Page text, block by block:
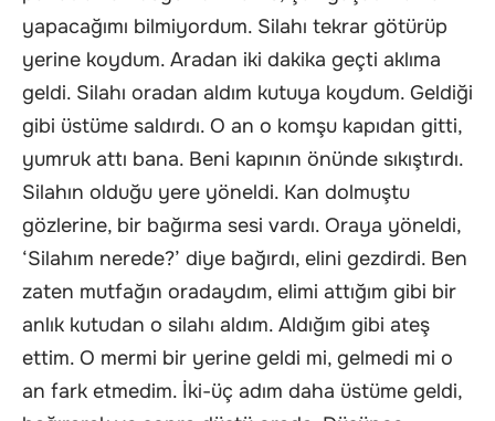
yapacağımı bilmiyordum. Silahı tekrar götürüp
yerine koydum. Aradan iki dakika geçti aklıma
geldi. Silahı oradan aldım kutuya koydum. Geldiği
gibi üstüme saldırdı. O an o komşu kapıdan gitti,
yumruk attı bana. Beni kapının önünde sıkıştırdı.
Silahın olduğu yere yöneldi. Kan dolmuştu
gözlerine, bir bağırma sesi vardı. Oraya yöneldi,
‘Silahım nerede?’ diye bağırdı, elini gezdirdi. Ben
zaten mutfağın oradaydım, elimi attığım gibi bir
anlık kutudan o silahı aldım. Aldığım gibi ateş
ettim. O mermi bir yerine geldi mi, gelmedi mi o
an fark etmedim. İki-üç adım daha üstüme geldi,